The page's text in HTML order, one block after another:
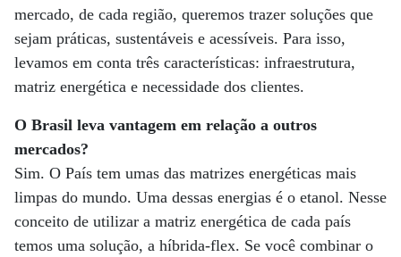
mercado, de cada região, queremos trazer soluções que
sejam práticas, sustentáveis e acessíveis. Para isso,
levamos em conta três características: infraestrutura,
matriz energética e necessidade dos clientes.
O Brasil leva vantagem em relação a outros
mercados?
Sim. O País tem umas das matrizes energéticas mais
limpas do mundo. Uma dessas energias é o etanol. Nesse
conceito de utilizar a matriz energética de cada país
temos uma solução, a híbrida-flex. Se você combinar o